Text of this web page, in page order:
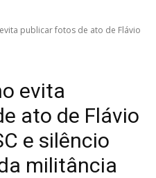
publicar fotos de ato de Flávio
evita
ato de Flávio
e silêncio
militância